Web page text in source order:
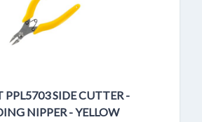
PPL5703 SIDE CUTTER -
NIPPER - YELLOW